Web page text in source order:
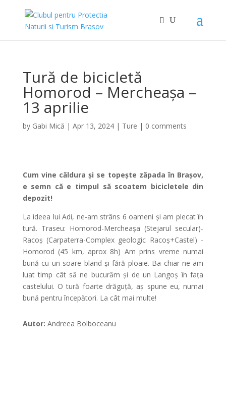
Tură de bicicletă
Homorod – Mercheașa –
13 aprilie
by Gabi Mică | Apr 13, 2024| Ture | 0 comments
Cum vine căldura și se topește zăpada în Brașov,
e semn că e timpul să scoatem bicicletele din
depozit!
La ideea lui Adi, ne-am strâns 6 oameni și am plecat în
tură. Traseu: Homorod-Mercheașa (Stejarul secular)-
Racoș (Carpaterra-Complex geologic Racoș+Castel) -
Homorod (45 km, aprox 8h) Am prins vreme numai
bună cu un soare bland și fără ploaie. Ba chiar ne-am
luat timp cât să ne bucurăm și de un Langoș în fața
castelului. O tură foarte drăguță, aș spune eu, numai
bună pentru începători. La cât mai multe!
Autor: Andreea Bolboceanu